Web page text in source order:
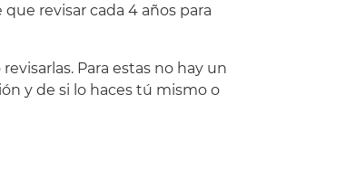
revisar cada 4 años para
Para estas no hay un
y de si lo haces tú mismo o